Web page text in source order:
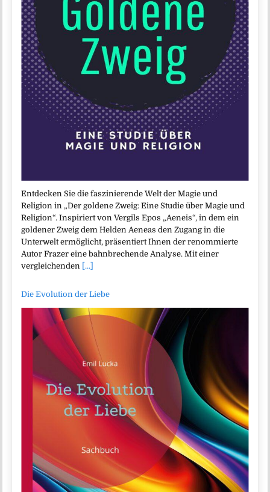
Entdecken Sie die faszinierende Welt der Magie und
Religion in „Der goldene Zweig: Eine Studie über Magie und
Religion“. Inspiriert von Vergils Epos „Aeneis“, in dem ein
goldener Zweig dem Helden Aeneas den Zugang in die
Unterwelt ermöglicht, präsentiert Ihnen der renommierte
Autor Frazer eine bahnbrechende Analyse. Mit einer
vergleichenden [...]
Die Evolution der Liebe